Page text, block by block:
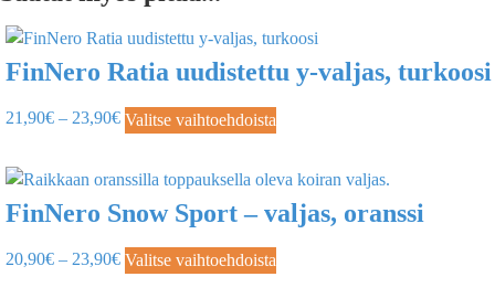
FinNero Ratia uudistettu y-valjas, turkoosi
21,90€ – 23,90€ Valitse vaihtoehdoista
FinNero Snow Sport – valjas, oranssi
20,90€ – 23,90€ Valitse vaihtoehdoista